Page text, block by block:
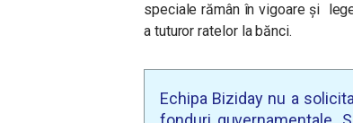
speciale rămân în vigoare și
a tuturor ratelor la bănci.
Echipa Biziday nu a